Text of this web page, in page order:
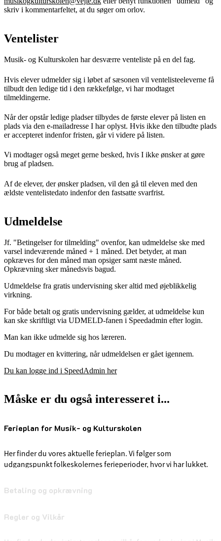
skriv i kommentarfeltet, at du søger om orlov.
Ventelister
Musik- og Kulturskolen har desværre venteliste på en del fag.
Hvis elever udmelder sig i løbet af sæsonen vil ventelisteeleverne få
tilbudt den ledige tid i den rækkefølge, vi har modtaget
tilmeldingerne.
Når der opstår ledige pladser tilbydes de første elever på listen en
plads via den e-mailadresse I har oplyst. Hvis ikke den tilbudte plads
er accepteret indenfor fristen, går vi videre på listen.
Vi modtager også meget gerne besked, hvis I ikke ønsker at gøre
brug af pladsen.
Af de elever, der ønsker pladsen, vil den gå til eleven med den
ældste ventelistedato indenfor den fastsatte svarfrist.
Udmeldelse
Jf. "Betingelser for tilmelding" ovenfor, kan udmeldelse ske med
varsel indeværende måned + 1 måned. Det betyder, at man
opkræves for den måned man opsiger samt næste måned.
Opkrævning sker månedsvis bagud.
Udmeldelse fra gratis undervisning sker altid med øjeblikkelig
virkning.
For både betalt og gratis undervisning gælder, at udmeldelse kun
kan ske skriftligt via UDMELD-fanen i Speedadmin efter login.
Man kan ikke udmelde sig hos læreren.
Du modtager en kvittering, når udmeldelsen er gået igennem.
Du kan logge ind i SpeedAdmin her
Måske er du også interesseret i...
Ferieplan for Musik- og Kulturskolen
Her finder du vores aktuelle ferieplan. Vi følger som
udgangspunkt folkeskolernes ferieperioder, hvor vi har lukket.
Betaling og opkrævning
Regler og Vilkår